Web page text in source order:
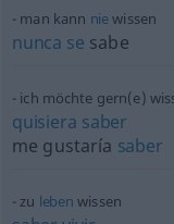
man kann niewissen
nunca se sabe
ich möchte gern(e)
quisiera saber
me gustaría saber
zu leben wissen